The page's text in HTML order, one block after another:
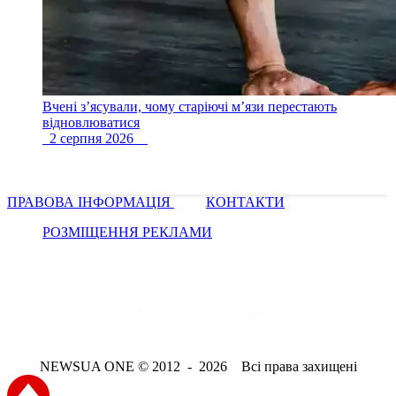
Вчені з’ясували, чому старіючі м’язи перестають
відновлюватися
2 серпня 2026
ПРАВОВА ІНФОРМАЦІЯ
КОНТАКТИ
РОЗМІЩЕННЯ РЕКЛАМИ
NEWSUA ONE © 2012 - 2026 Всі права захищені